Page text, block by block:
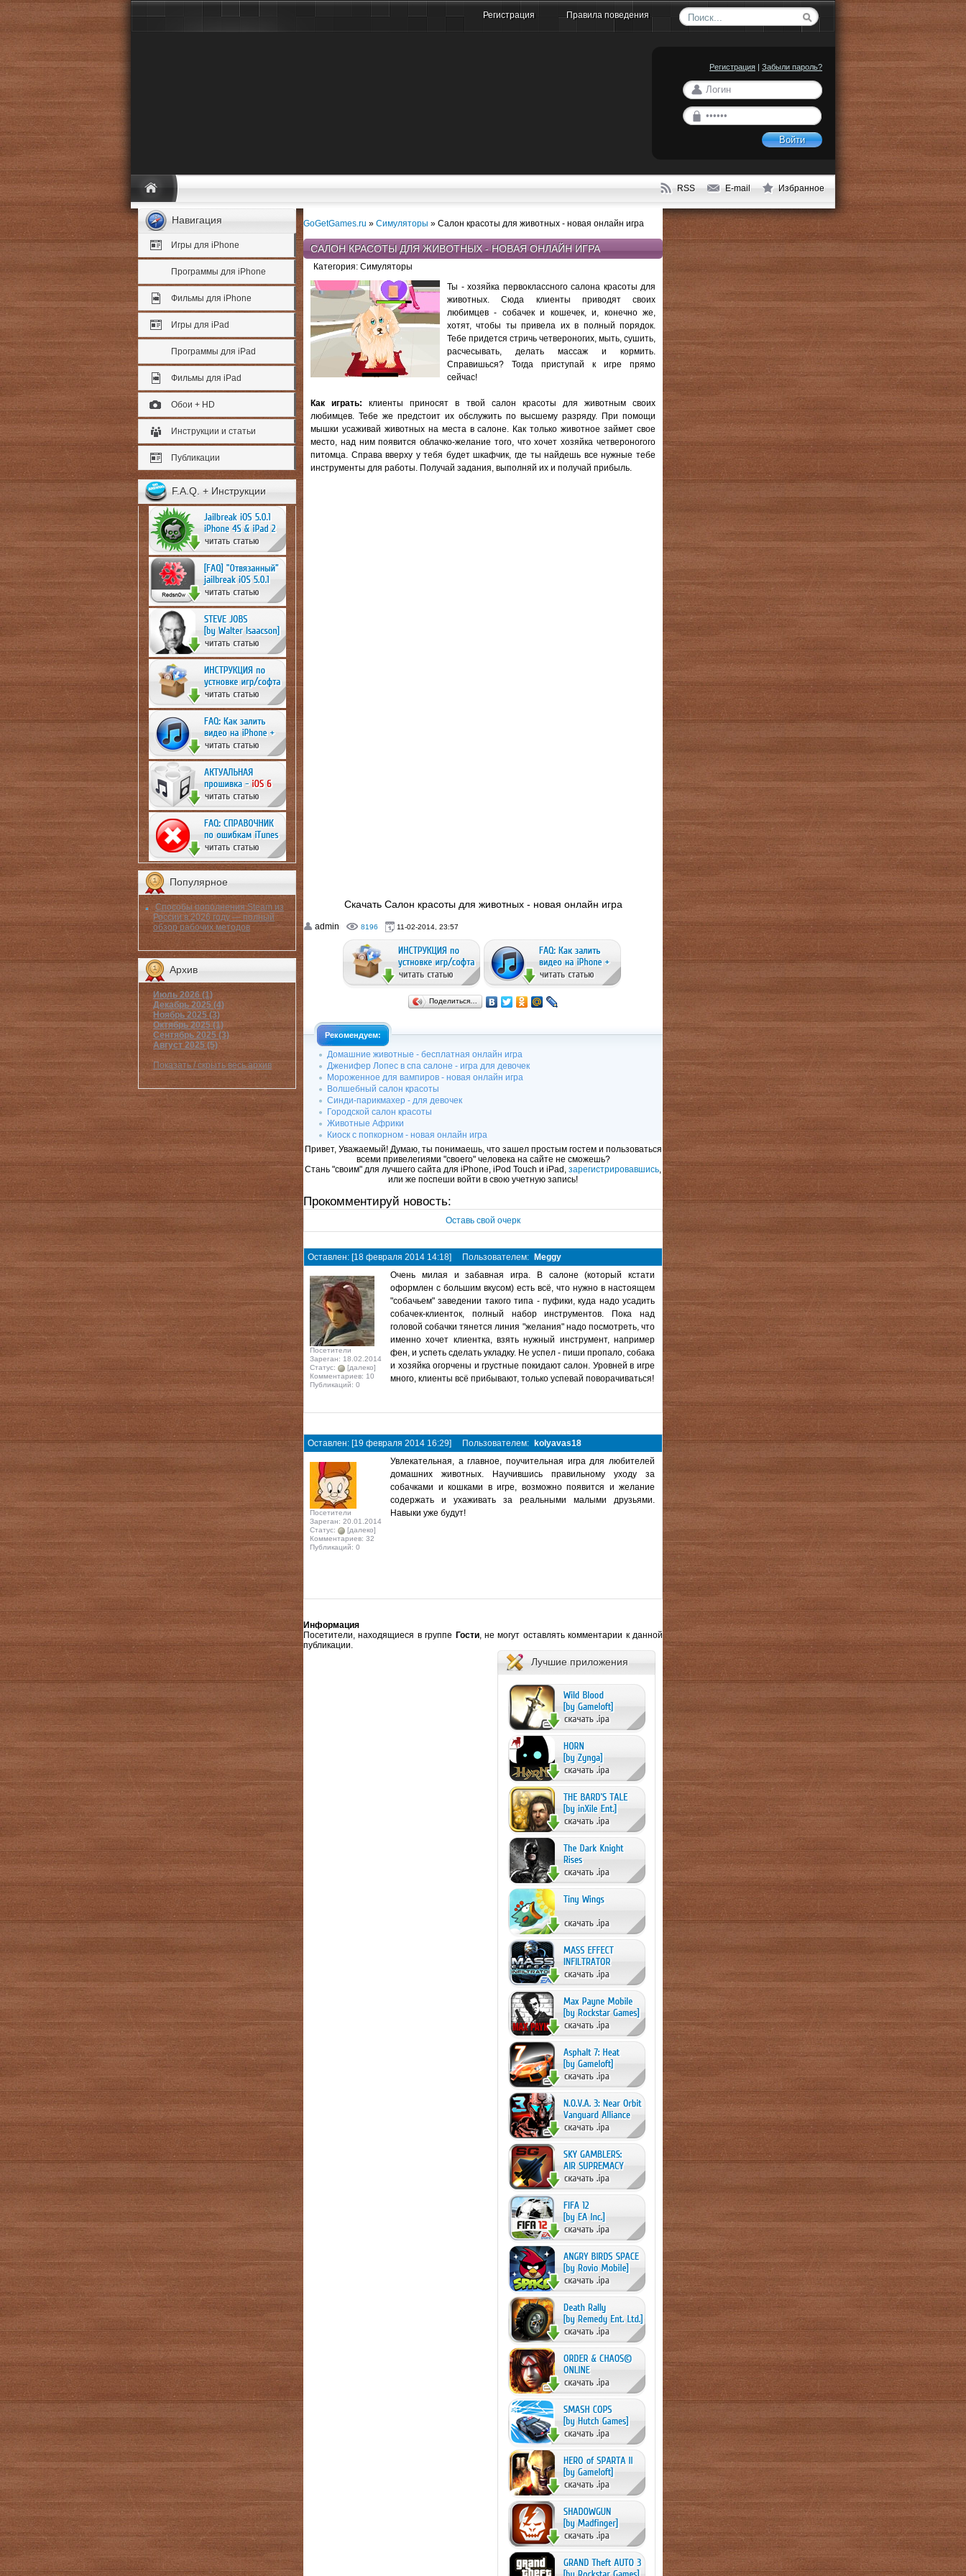
Регистрация Правила поведения
Регистрация | Забыли пароль?
Войти
RSS E-mail Избранное
Навигация
Игры для iPhone
Программы для iPhone
Фильмы для iPhone
Игры для iPad
Программы для iPad
Фильмы для iPad
Обои + HD
Инструкции и статьи
Публикации
F.A.Q. + Инструкции
Популярное
Способы пополнения Steam из
России в 2026 году — полный
обзор рабочих методов
Архив
Июль 2026 (1)
Декабрь 2025 (4)
Ноябрь 2025 (3)
Октябрь 2025 (1)
Сентябрь 2025 (3)
Август 2025 (5)
Показать / скрыть весь архив
GoGetGames.ru » Симуляторы » Салон красоты для животных - новая онлайн игра
САЛОН КРАСОТЫ ДЛЯ ЖИВОТНЫХ - НОВАЯ ОНЛАЙН ИГРА
Категория: Симуляторы
Ты - хозяйка первоклассного салона красоты для
животных. Сюда клиенты приводят своих
любимцев - собачек и кошечек, и, конечно же,
хотят, чтобы ты привела их в полный порядок.
Тебе придется стричь четвероногих, мыть, сушить,
расчесывать, делать массаж и кормить.
Справишься? Тогда приступай к игре прямо
сейчас!
Как играть: клиенты приносят в твой салон красоты для животным своих
любимцев. Тебе же предстоит их обслужить по высшему разряду. При помощи
мышки усаживай животных на места в салоне. Как только животное займет свое
место, над ним появится облачко-желание того, что хочет хозяйка четвероногого
питомца. Справа вверху у тебя будет шкафчик, где ты найдешь все нужные тебе
инструменты для работы. Получай задания, выполняй их и получай прибыль.
Скачать Салон красоты для животных - новая онлайн игра
admin 8196 11-02-2014, 23:57
Поделиться…
Рекомендуем:
Домашние животные - бесплатная онлайн игра
Дженифер Лопес в спа салоне - игра для девочек
Мороженное для вампиров - новая онлайн игра
Волшебный салон красоты
Синди-парикмахер - для девочек
Городской салон красоты
Животные Африки
Киоск с попкорном - новая онлайн игра
Привет, Уважаемый! Думаю, ты понимаешь, что зашел простым гостем и пользоваться
всеми привелегиями "своего" человека на сайте не сможешь?
Стань "своим" для лучшего сайта для iPhone, iPod Touch и iPad, зарегистрировавшись,
или же поспеши войти в свою учетную запись!
Прокомментируй новость:
Оставь свой очерк
Оставлен: [18 февраля 2014 14:18] Пользователем: Meggy
Посетители
Зареган: 18.02.2014
Статус:
[далеко]
Комментариев: 10
Публикаций: 0
Очень милая и забавная игра. В салоне (который кстати
оформлен с большим вкусом) есть всё, что нужно в настоящем
"собачьем" заведении такого типа - пуфики, куда надо усадить
собачек-клиенток, полный набор инструментов. Пока над
головой собачки тянется линия "желания" надо посмотреть, что
именно хочет клиентка, взять нужный инструмент, например
фен, и успеть сделать укладку. Не успел - пиши пропало, собака
и хозяйка огорчены и грустные покидают салон. Уровней в игре
много, клиенты всё прибывают, только успевай поворачиваться!
Оставлен: [19 февраля 2014 16:29] Пользователем: kolyavas18
Посетители
Зареган: 20.01.2014
Статус:
[далеко]
Комментариев: 32
Публикаций: 0
Увлекательная, а главное, поучительная игра для любителей
домашних животных. Научившись правильному уходу за
собачками и кошками в игре, возможно появится и желание
содержать и ухаживать за реальными малыми друзьями.
Навыки уже будут!
Информация
Посетители, находящиеся в группе Гости, не могут оставлять комментарии к данной
публикации.
Лучшие приложения